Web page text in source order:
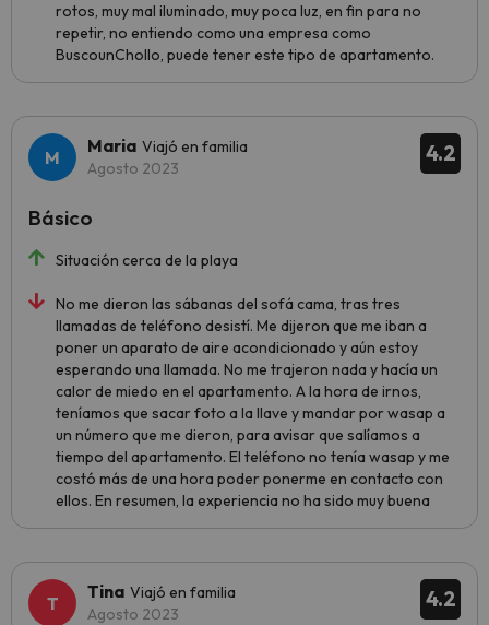
rotos, muy mal iluminado, muy poca luz, en fin para no
repetir, no entiendo como una empresa como
BuscounChollo, puede tener este tipo de apartamento.
4.2
Maria Viajó en familia
Agosto 2023
Situación cerca de la playa
No me dieron las sábanas del sofá cama, tras tres
llamadas de teléfono desistí. Me dijeron que me iban a
poner un aparato de aire acondicionado y aún estoy
esperando una llamada. No me trajeron nada y hacía un
calor de miedo en el apartamento. A la hora de irnos,
teníamos que sacar foto a la llave y mandar por wasap a
un número que me dieron, para avisar que salíamos a
tiempo del apartamento. El teléfono no tenía wasap y me
costó más de una hora poder ponerme en contacto con
ellos. En resumen, la experiencia no ha sido muy buena
Básico
4.2
Tina Viajó en familia
Agosto 2023